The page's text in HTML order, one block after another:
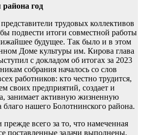
год
трудовых коллективов
подвести итоги совместной работы
будущее. Так было и в этом
Доме культуры им. Кирова глава
с докладом об итогах за 2023
собрания началось со слов
работников: кто честно трудится,
своих предприятий, создает и
занимает активную жизненную
нашего Болотнинского района.
всего за то, что намеченная
поставленные задачи выполнены.